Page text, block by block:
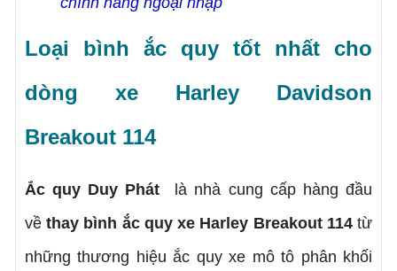
Loại bình ắc quy tốt nhất cho
dòng xe Harley Davidson
Breakout 114
Ắc quy Duy Phát là nhà cung cấp hàng đầu
vềthay bình ắc quy xe Harley Breakout 114từ
những thương hiệu ắc quy xe mô tô phân khối